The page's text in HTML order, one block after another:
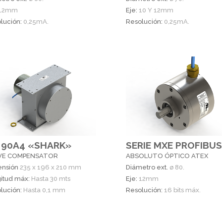
0,25mA.
Eje: 10 Y 12mm
Resolución: 0,25mA.
90A4 «SHARK»
COMPENSATOR
235 x 196 x 210 mm
máx: Hasta 30 mts
Hasta 0,1 mm
SERIE MXE PROFIBUS
ABSOLUTO ÓPTICO ATEX
Diámetro ext. ø 80.
Eje: 12mm
Resolución: 16 bits máx.